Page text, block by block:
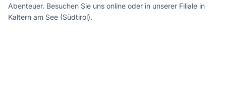
Abenteuer. Besuchen Sie uns online oder in unserer Filiale in
Kaltern am See (Südtirol).